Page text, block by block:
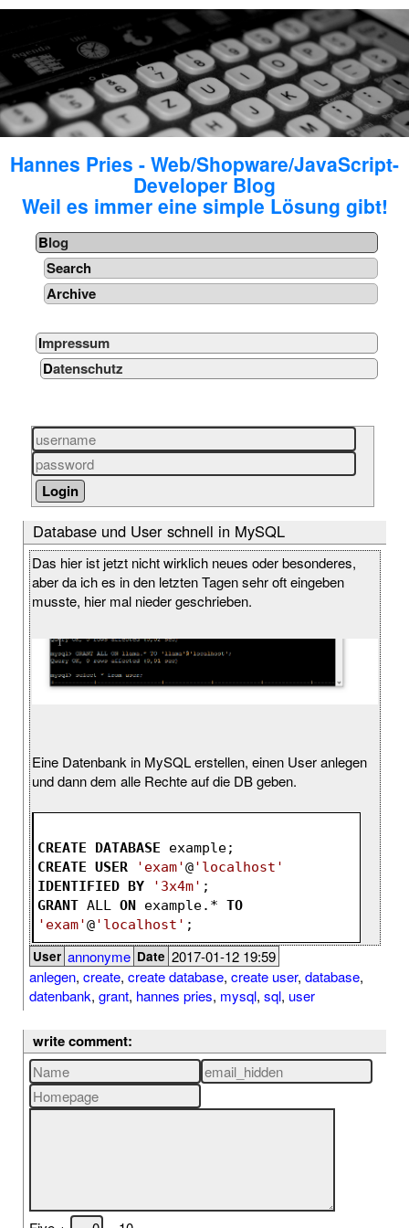
Hannes Pries - Web/Shopware/JavaScript-
Developer Blog
Weil es immer eine simple Lösung gibt!
Blog
Search
Archive
Impressum
Datenschutz
Database und User schnell in MySQL
Das hier ist jetzt nicht wirklich neues oder besonderes,
aber da ich es in den letzten Tagen sehr oft eingeben
musste, hier mal nieder geschrieben.
Eine Datenbank in MySQL erstellen, einen User anlegen
und dann dem alle Rechte auf die DB geben.
CREATE DATABASE example;
CREATE USER 'exam'@'localhost'
IDENTIFIED BY '3x4m' ;
GRANT ALL ON example.* TO
'exam'@'localhost' ;
User annonyme Date 2017-01-12 19:59
anlegen, create, create database, create user, database,
datenbank, grant, hannes pries, mysql, sql, user
write comment: